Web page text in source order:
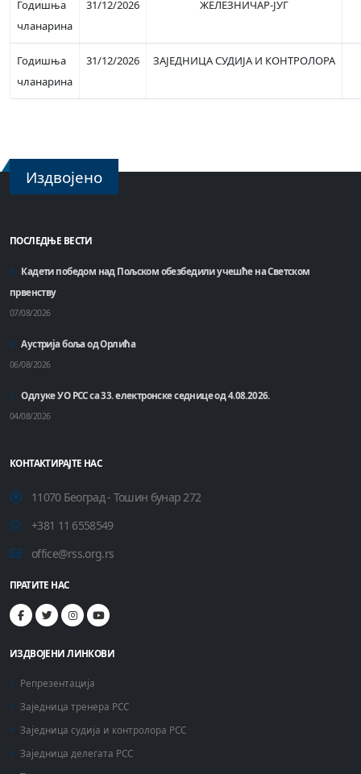
Годишња
чланарина
31/12/2026 ЖЕЛЕЗНИЧАР-ЈУГ
Годишња
чланарина
31/12/2026 ЗАЈЕДНИЦА СУДИЈА И КОНТРОЛОРА
Издвојено
ПОСЛЕДЊЕ ВЕСТИ
Кадети победом над Пољском обезбедили учешће на Светском
првенству
07/08/2026
Аустрија боља од Орлића
06/08/2026
Одлуке УО РСС са 33. електронске седнице од 4.08.2026.
04/08/2026
КОНТАКТИРАЈТЕ НАС
11070 Београд - Тошин бунар 272
+381 11 6558549
office@rss.org.rs
ПРАТИТЕ НАС
ИЗДВОЈЕНИ ЛИНКОВИ
Репрезентација
Заједница тренера РСС
Заједница судија и контролора РСС
Заједница делегата РСС